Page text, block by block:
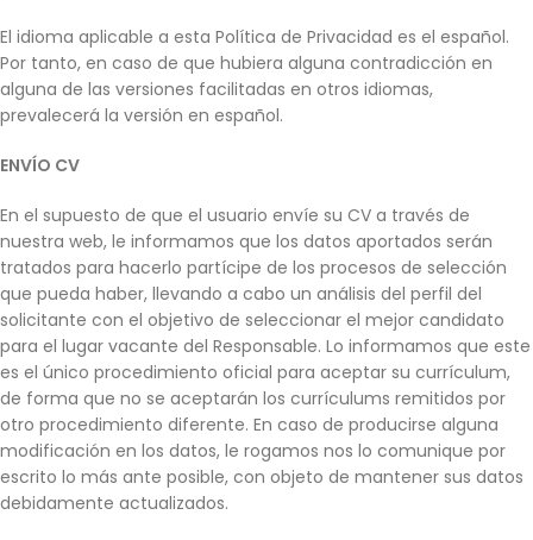
El idioma aplicable a esta Política de Privacidad es el español.
Por tanto, en caso de que hubiera alguna contradicción en
alguna de las versiones facilitadas en otros idiomas,
prevalecerá la versión en español.
ENVÍO CV
En el supuesto de que el usuario envíe su CV a través de
nuestra web, le informamos que los datos aportados serán
tratados para hacerlo partícipe de los procesos de selección
que pueda haber, llevando a cabo un análisis del perfil del
solicitante con el objetivo de seleccionar el mejor candidato
para el lugar vacante del Responsable. Lo informamos que este
es el único procedimiento oficial para aceptar su currículum,
de forma que no se aceptarán los currículums remitidos por
otro procedimiento diferente. En caso de producirse alguna
modificación en los datos, le rogamos nos lo comunique por
escrito lo más ante posible, con objeto de mantener sus datos
debidamente actualizados.